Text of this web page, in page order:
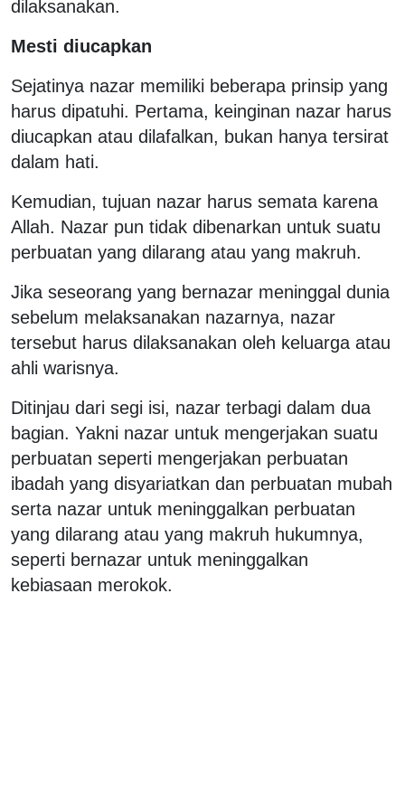
dilaksanakan.
Mesti diucapkan
Sejatinya nazar memiliki beberapa prinsip yang
harus dipatuhi. Pertama, keinginan nazar harus
diucapkan atau dilafalkan, bukan hanya tersirat
dalam hati.
Kemudian, tujuan nazar harus semata karena
Allah. Nazar pun tidak dibenarkan untuk suatu
perbuatan yang dilarang atau yang makruh.
Jika seseorang yang bernazar meninggal dunia
sebelum melaksanakan nazarnya, nazar
tersebut harus dilaksanakan oleh keluarga atau
ahli warisnya.
Ditinjau dari segi isi, nazar terbagi dalam dua
bagian. Yakni nazar untuk mengerjakan suatu
perbuatan seperti mengerjakan perbuatan
ibadah yang disyariatkan dan perbuatan mubah
serta nazar untuk meninggalkan perbuatan
yang dilarang atau yang makruh hukumnya,
seperti bernazar untuk meninggalkan
kebiasaan merokok.